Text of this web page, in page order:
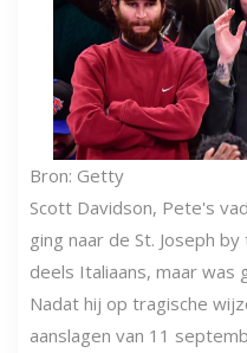
Bron: Getty
Scott Davidson, Pete's
ging naar de St. Joseph
deels Italiaans, maar was
Nadat hij op tragische
aanslagen van 11